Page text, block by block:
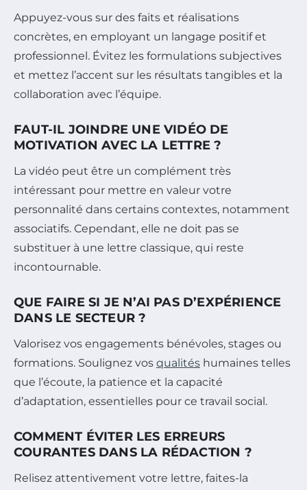
Appuyez-vous sur des faits et réalisations
concrètes, en employant un langage positif et
professionnel. Évitez les formulations subjectives
et mettez l’accent sur les résultats tangibles et la
collaboration avec l’équipe.
FAUT-IL JOINDRE UNE VIDÉO DE
MOTIVATION AVEC LA LETTRE ?
La vidéo peut être un complément très
intéressant pour mettre en valeur votre
personnalité dans certains contextes, notamment
associatifs. Cependant, elle ne doit pas se
substituer à une lettre classique, qui reste
incontournable.
QUE FAIRE SI JE N’AI PAS D’EXPÉRIENCE
DANS LE SECTEUR ?
Valorisez vos engagements bénévoles, stages ou
formations. Soulignez vos qualités humaines telles
que l’écoute, la patience et la capacité
d’adaptation, essentielles pour ce travail social.
COMMENT ÉVITER LES ERREURS
COURANTES DANS LA RÉDACTION ?
Relisez attentivement votre lettre, faites-la